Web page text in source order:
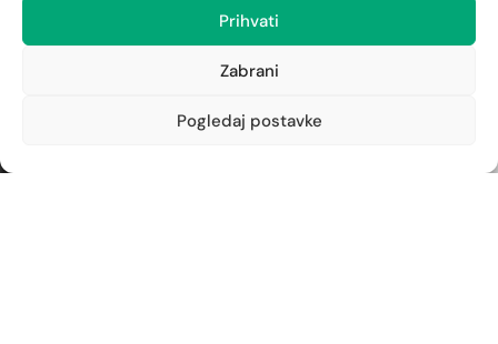
Prihvati
Zabrani
Pogledaj postavke
najnovijim obavijestima i ostvarite neočekivane